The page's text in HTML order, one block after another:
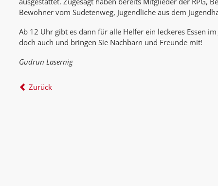
Bewohner vom Sudetenweg, Jugendliche aus dem
Ab 12 Uhr gibt es dann für alle Helfer ein leckeres Essen
doch auch und bringen Sie Nachbarn und Freunde mit!
Gudrun Lasernig
Zurück